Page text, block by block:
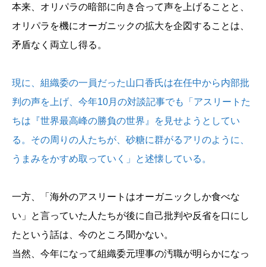
本来、オリパラの暗部に向き合って声を上げることと、
オリパラを機にオーガニックの拡大を企図することは、
矛盾なく両立し得る。
現に、組織委の一員だった山口香氏は在任中から内部批
判の声を上げ、今年10月の対談記事でも「アスリートた
ちは『世界最高峰の勝負の世界』を見せようとしてい
る。その周りの人たちが、砂糖に群がるアリのように、
うまみをかすめ取っていく」と述懐している。
一方、「海外のアスリートはオーガニックしか食べな
い」と言っていた人たちが後に自己批判や反省を口にし
たという話は、今のところ聞かない。
当然、今年になって組織委元理事の汚職が明らかになっ